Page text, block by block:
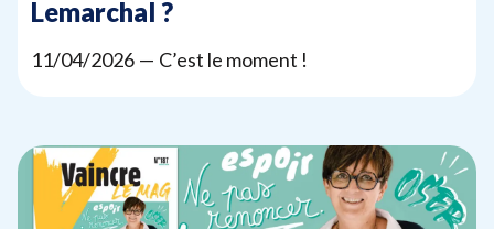
Lemarchal ?
11/04/2026 — C’est le moment !